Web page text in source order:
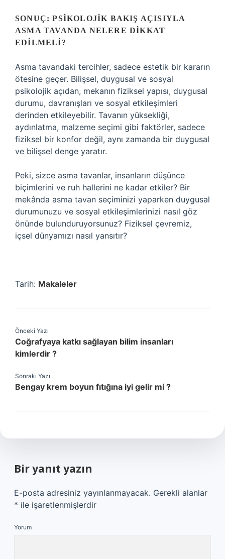
SONUÇ: PSIKOLOJIK BAKIŞ AÇISIYLA
ASMA TAVANDA NELERE DIKKAT
EDILMELI?
Asma tavandaki tercihler, sadece estetik bir kararın
ötesine geçer. Bilişsel, duygusal ve sosyal
psikolojik açıdan, mekanın fiziksel yapısı, duygusal
durumu, davranışları ve sosyal etkileşimleri
derinden etkileyebilir. Tavanın yüksekliği,
aydınlatma, malzeme seçimi gibi faktörler, sadece
fiziksel bir konfor değil, aynı zamanda bir duygusal
ve bilişsel denge yaratır.
Peki, sizce asma tavanlar, insanların düşünce
biçimlerini ve ruh hallerini ne kadar etkiler? Bir
mekânda asma tavan seçiminizi yaparken duygusal
durumunuzu ve sosyal etkileşimlerinizi nasıl göz
önünde bulunduruyorsunuz? Fiziksel çevremiz,
içsel dünyamızı nasıl yansıtır?
Tarih: Makaleler
Önceki Yazı
Coğrafyaya katkı sağlayan bilim insanları
kimlerdir ?
Sonraki Yazı
Bengay krem boyun fıtığına iyi gelir mi ?
Bir yanıt yazın
E-posta adresiniz yayınlanmayacak. Gerekli alanlar
* ile işaretlenmişlerdir
Yorum